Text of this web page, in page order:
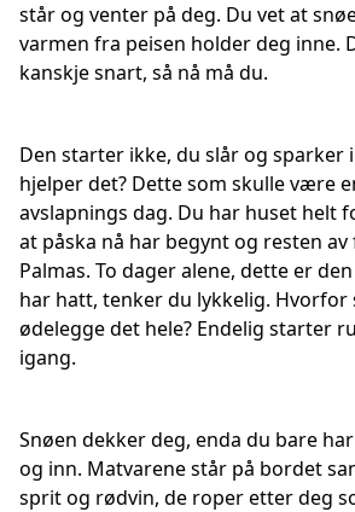
står og venter på deg. Du vet at
varmen fra peisen holder deg inne.
kanskje snart, så nå må du.
Den starter ikke, du slår og sparker
hjelper det? Dette som skulle være
avslapnings dag. Du har huset helt
at påska nå har begynt og resten av
Palmas. To dager alene, dette er
har hatt, tenker du lykkelig. Hvorfor
ødelegge det hele? Endelig starter
igang.
Snøen dekker deg, enda du bare
og inn. Matvarene står på bordet
sprit og rødvin, de roper etter deg